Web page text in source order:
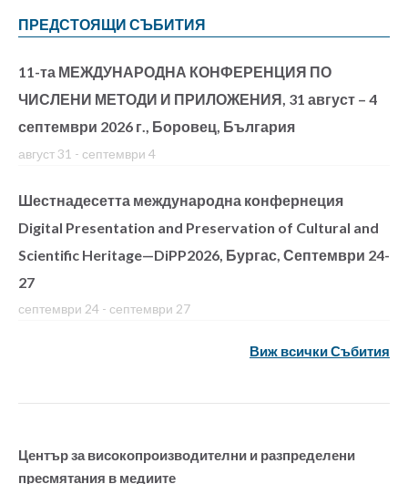
ПРЕДСТОЯЩИ СЪБИТИЯ
11-та МЕЖДУНАРОДНА КОНФЕРЕНЦИЯ ПО
ЧИСЛЕНИ МЕТОДИ И ПРИЛОЖЕНИЯ, 31 август – 4
септември 2026 г., Боровец, България
август 31 - септември 4
Шестнадесетта международна конфернеция
Digital Presentation and Preservation of Cultural and
Scientific Heritage—DiPP2026, Бургас, Септември 24-
27
септември 24 - септември 27
Виж всички Събития
Център за високопроизводителни и разпределени
пресмятания в медиите